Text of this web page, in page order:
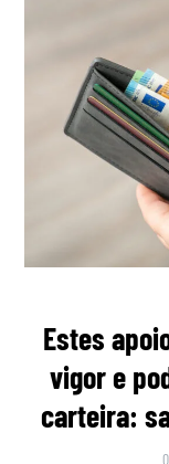
Estes
vigor e
carteira: